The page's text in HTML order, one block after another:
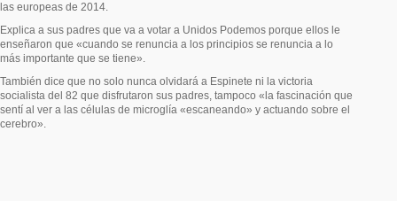
las europeas de 2014.
Explica a sus padres que va a votar a Unidos Podemos porque ellos le
enseñaron que «cuando se renuncia a los principios se renuncia a lo
más importante que se tiene».
También dice que no solo nunca olvidará a Espinete ni la victoria
socialista del 82 que disfrutaron sus padres, tampoco «la fascinación que
sentí al ver a las células de microglía «escaneando» y actuando sobre el
cerebro».